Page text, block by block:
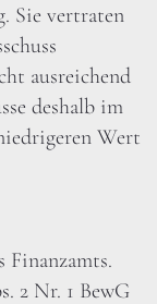
Sie vertraten
ausreichend
deshalb im
Wert
Finanzamts.
2 Nr. 1 BewG